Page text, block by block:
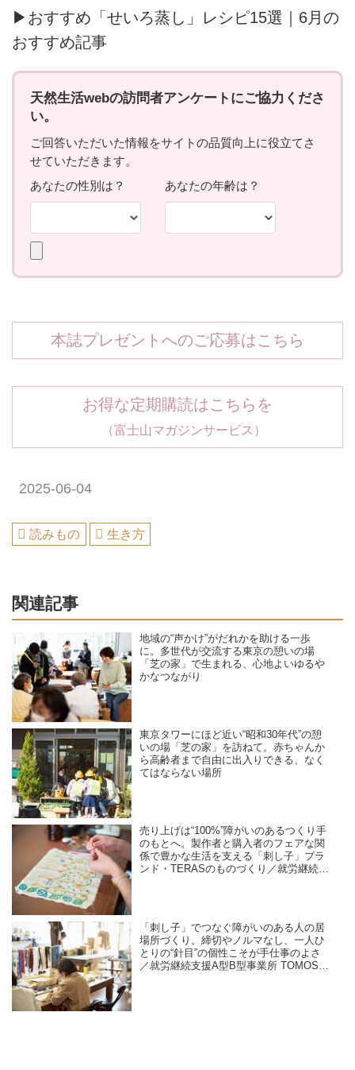
▶おすすめ「せいろ蒸し」レシピ15選｜6月の
おすすめ記事
本誌プレゼントへのご応募はこちら
お得な定期購読はこちらを
（富士山マガジンサービス）
2025-06-04
読みもの 生き方
関連記事
地域の“声かけ”がだれかを助ける一歩
に。多世代が交流する東京の憩いの場
「芝の家」で生まれる、心地よいゆるや
かなつながり
東京タワーにほど近い“昭和30年代”の憩
いの場「芝の家」を訪ねて。赤ちゃんか
ら高齢者まで自由に出入りできる、なく
てはならない場所
売り上げは“100%”障がいのあるつくり手
のもとへ。製作者と購入者のフェアな関
係で豊かな生活を支える「刺し子」ブラ
ンド・TERASのものづくり／就労継続支
「刺し子」でつなぐ障がいのある人の居
場所づくり。締切やノルマなし、一人ひ
とりの“針目”の個性こそが手仕事のよさ
／就労継続支援A型B型事業所 TOMOS